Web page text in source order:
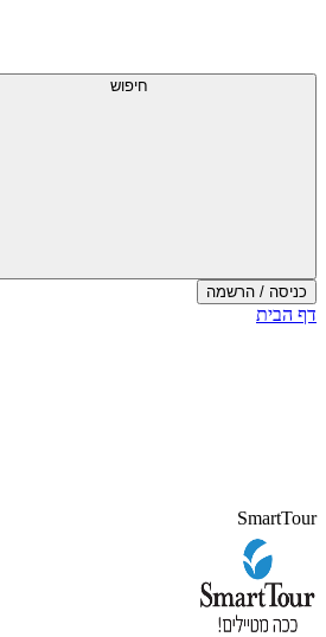
חיפוש
כניסה / הרשמה
דף הבית
SmartTour